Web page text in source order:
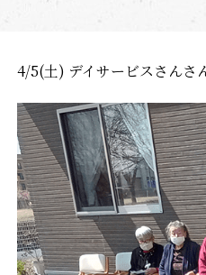
4/5(土) デイサービスさんさ